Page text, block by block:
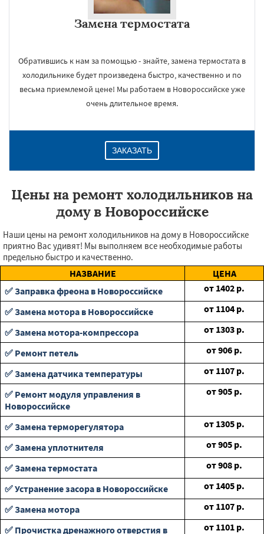
Замена термостата
Обратившись к нам за помощью - знайте, замена термостата в
холодильнике будет произведена быстро, качественно и по
весьма приемлемой цене! Мы работаем в Новороссийске уже
очень длительное время.
ЗАКАЗАТЬ
Цены на ремонт холодильников на
дому в Новороссийске
Наши цены на ремонт холодильников на дому в Новороссийске
приятно Вас удивят! Мы выполняем все необходимые работы
предельно быстро и качественно.
НАЗВАНИЕ
ЦЕНА
✅ Заправка фреона в Новороссийске
от 1402 р.
✅ Замена мотора в Новороссийске
от 1104 р.
✅ Замена мотора-компрессора
от 1303 р.
✅ Ремонт петель
от906 р.
✅ Замена датчика температуры
от 1107 р.
✅ Ремонт модуля управления в
Новороссийске
от905 р.
✅ Замена терморегулятора от 1305 р.
✅ Замена уплотнителя
от905 р.
✅ Замена термостата
от908 р.
✅ Устранение засора в Новороссийске
от 1405 р.
✅ Замена мотора
от 1107 р.
✅ Прочистка дренажного отверстия в
от 1101 р.